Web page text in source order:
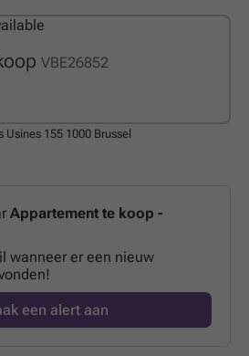
VBE26852
Usines 155 1000 Brussel
Appartement te koop -
wanneer er een nieuw
een alert aan